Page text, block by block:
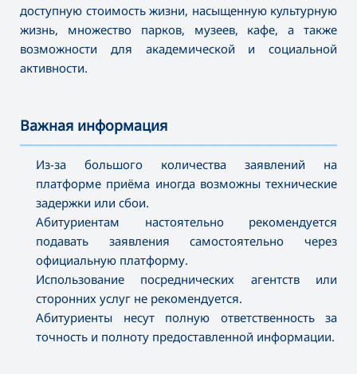
доступную стоимость жизни, насыщенную культурную
жизнь, множество парков, музеев, кафе, а также
возможности для академической и социальной
активности.
Важная информация
Из-за большого количества заявлений на
платформе приёма иногда возможны технические
задержки или сбои.
Абитуриентам настоятельно рекомендуется
подавать заявления самостоятельно через
официальную платформу.
Использование посреднических агентств или
сторонних услуг не рекомендуется.
Абитуриенты несут полную ответственность за
точность и полноту предоставленной информации.